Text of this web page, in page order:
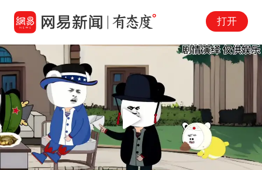
打开
Play